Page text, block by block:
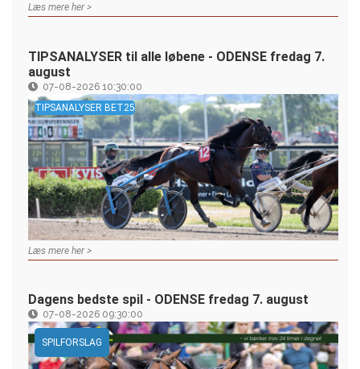
Læs mere her >
TIPSANALYSER til alle løbene - ODENSE fredag 7.
august
07-08-2026 10:30:00
TIPSANALYSER BET25
Læs mere her >
Dagens bedste spil - ODENSE fredag 7. august
07-08-2026 09:30:00
SPILFORSLAG